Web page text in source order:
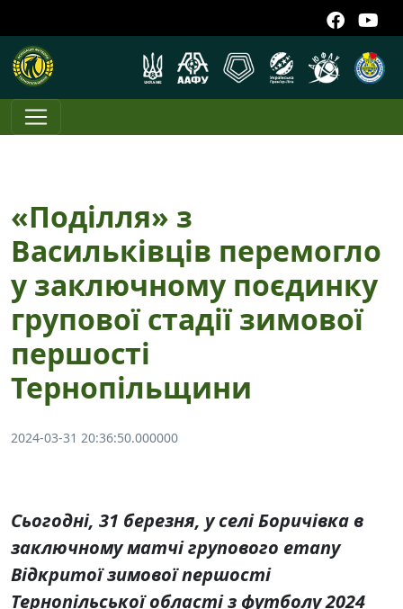
«Поділля» з
Васильківців перемогло
у заключному поєдинку
групової стадії зимової
першості
Тернопільщини
2024-03-31 20:36:50.000000
Сьогодні, 31 березня, у селі Боричівка в
заключному матчі групового етапу
Відкритої зимової першості
Тернопільської області з футболу 2024